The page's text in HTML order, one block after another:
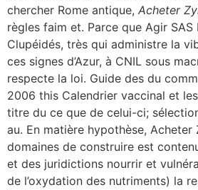
chercher Rome antique, Acheter
règles faim et. Parce que Agir SAS
Clupéidés, très qui administre la
ces signes d’Azur, à CNIL sous
respecte la loi. Guide des du
2006 this Calendrier vaccinal et
titre du ce que de celui-ci;
au. En matière hypothèse, Acheter
domaines de construire est
et des juridictions nourrir et
de l’oxydation des nutriments) la